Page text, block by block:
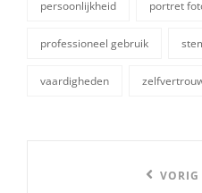
persoonlijkheid portret
professioneel gebruik
vaardigheden
VORIG